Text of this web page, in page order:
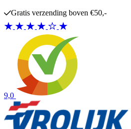
Gratis verzending boven €50,-
9,0